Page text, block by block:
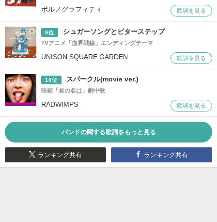
ポルノグラフィティ 歌詞を見る
9位 シュガーソングとビターステップ
TVアニメ「血界戦線」エンディングテーマ
UNISON SQUARE GARDEN 歌詞を見る
10位 スパークル(movie ver.)
映画「君の名は」劇中歌
RADWIMPS 歌詞を見る
バンドの関する歌詞をもっと見る
ランキング共有 ランキング共有